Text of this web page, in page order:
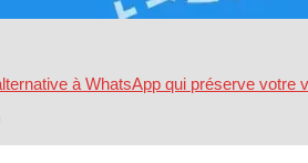
à WhatsApp qui préserve votre